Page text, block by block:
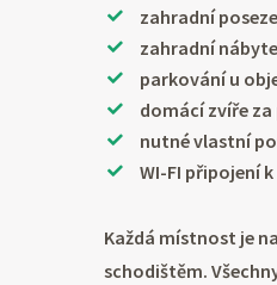
zahradní
zahradní
parkování u
domácí zvíře
nutné vlastní
WI-FI připojení
Každá místnost je
schodištěm.